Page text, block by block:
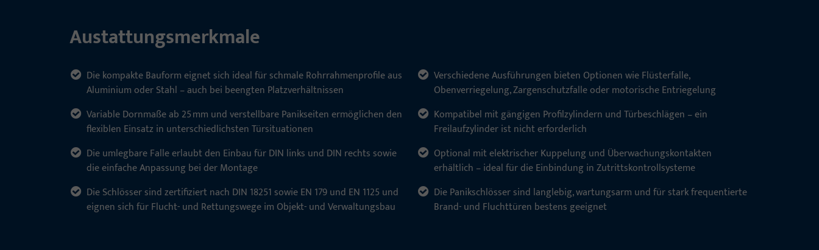
Austattungsmerkmale
Die kompakte Bauform eignet sich ideal für schmale Rohrrahmenprofile aus
Aluminium oder Stahl – auch bei beengten Platzverhältnissen
Variable Dornmaße ab 25 mm und verstellbare Panikseiten ermöglichen den
flexiblen Einsatz in unterschiedlichsten Türsituationen
Die umlegbare Falle erlaubt den Einbau für DIN links und DIN rechts sowie
die einfache Anpassung bei der Montage
Die Schlösser sind zertifiziert nach DIN 18251 sowie EN 179 und EN 1125 und
eignen sich für Flucht- und Rettungswege im Objekt- und Verwaltungsbau
Verschiedene Ausführungen bieten Optionen wie Flüsterfalle,
Obenverriegelung, Zargenschutzfalle oder motorische Entriegelung
Kompatibel mit gängigen Profilzylindern und Türbeschlägen – ein
Freilaufzylinder ist nicht erforderlich
Optional mit elektrischer Kuppelung und Überwachungskontakten
erhältlich – ideal für die Einbindung in Zutrittskontrollsysteme
Die Panikschlösser sind langlebig, wartungsarm und für stark frequentierte
Brand- und Fluchttüren bestens geeignet